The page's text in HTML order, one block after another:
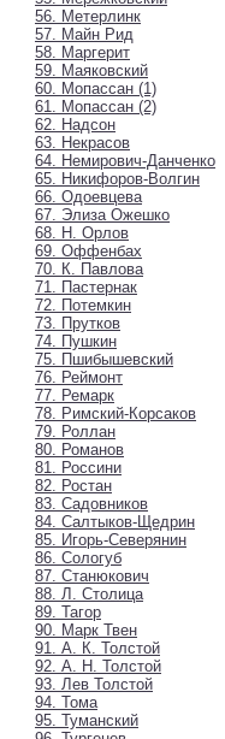
56. Метерлинк
57. Майн Рид
58. Маргерит
59. Маяковский
60. Мопассан (1)
61. Мопассан (2)
62. Надсон
63. Некрасов
64. Немирович-Данченко
65. Никифоров-Волгин
66. Одоевцева
67. Элиза Ожешко
68. Н. Орлов
69. Оффенбах
70. К. Павлова
71. Пастернак
72. Потемкин
73. Прутков
74. Пушкин
75. Пшибышевский
76. Реймонт
77. Ремарк
78. Римский-Корсаков
79. Роллан
80. Романов
81. Россини
82. Ростан
83. Садовников
84. Салтыков-Щедрин
85. Игорь-Северянин
86. Сологуб
87. Станюкович
88. Л. Столица
89. Тагор
90. Марк Твен
91. А. К. Толстой
92. А. Н. Толстой
93. Лев Толстой
94. Тома
95. Туманский